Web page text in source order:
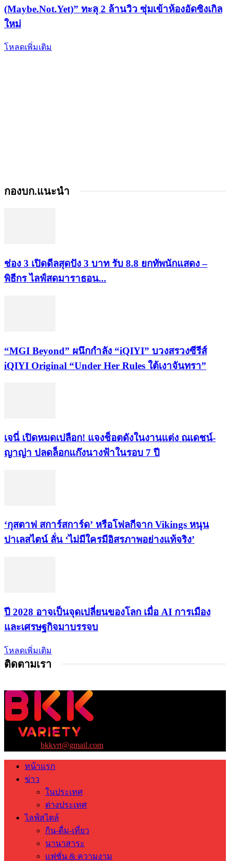
(Maybe.Not.Yet)” ทะลุ 2 ล้านวิว ซุ่มเข้าห้องอัดซิงเกิล
ใหม่
โหลดเพิ่มเติม
กองบก.แนะนำ
ช่อง 3 เปิดดีลสุดปัง 3 บาท รับ 8.8 ยกทัพนักแสดง –
พิธีกร ไลฟ์สดมาราธอน...
“MGI Beyond” ผนึกกำลัง “iQIYI” บวงสรวงซีรีส์
iQIYI Original “Under Her Rules ใต้เงาจันทรา”
เจนี่ เปิดหมดเปลือก! แจงช็อตดังในงานแต่ง ณเดชน์-
ญาญ่า ปลดล็อกแก๊งนางฟ้าในรอบ 7 ปี
‘กุสตาฟ สการ์สการ์ด’ หรือโฟลกีจาก Vikings หนุน
ปาเลสไตน์ ลั่น ‘ไม่มีใครมีอิสรภาพอย่างแท้จริง’
ปี 2028 อาจเป็นจุดเปลี่ยนของโลก เมื่อ AI การเมือง
และเศรษฐกิจมาบรรจบ
โหลดเพิ่มเติม
ติดตามเรา
bkkvrt@gmail.com
หน้าแรก
ข่าว
ในประเทศ
ต่างประเทศ
ไลฟ์สไตล์
กิน-ดื่ม-เที่ยว
นานาสาระ
แฟชั่น & ความงาม